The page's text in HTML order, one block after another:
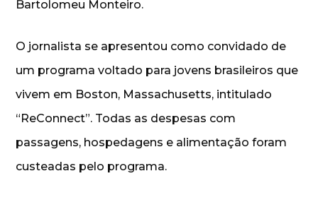
Bartolomeu Monteiro.
O jornalista se apresentou como convidado de
um programa voltado para jovens brasileiros que
vivem em Boston, Massachusetts, intitulado
“ReConnect”. Todas as despesas com
passagens, hospedagens e alimentação foram
custeadas pelo programa.